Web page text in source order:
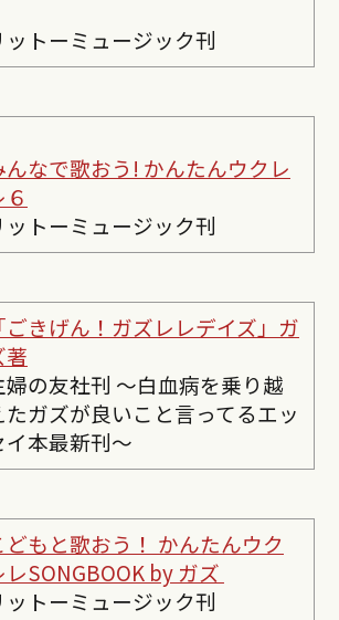
ットーミュージック刊
んなで歌おう! かんたんウクレ
６
ットーミュージック刊
「ごきげん！ガズレレデイズ」ガ
著
婦の友社刊 〜白血病を乗り越
たガズが良いこと言ってるエッ
イ本最新刊〜
どもと歌おう！ かんたんウク
レSONGBOOK by ガズ
ットーミュージック刊